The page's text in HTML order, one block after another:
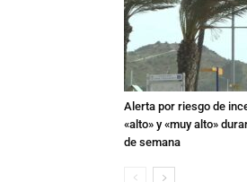
Alerta por riesgo de
«alto» y «muy alto»
de semana